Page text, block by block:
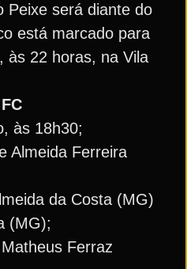
Peixe será diante do
está marcado para
às 22 horas, na Vila
às 18h30;
Almeida Ferreira
da Costa (MG)
(MG);
Matheus Ferraz